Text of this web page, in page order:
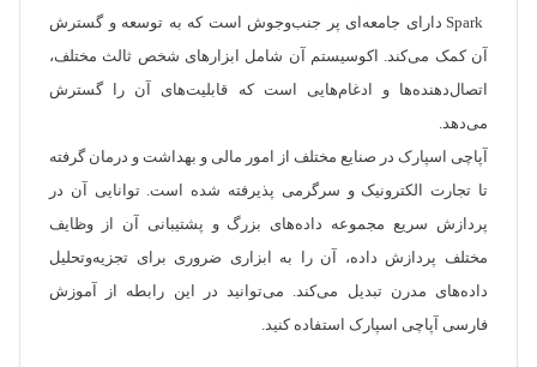
Spark دارای جامعه‌ای پر جنب‌وجوش است که به توسعه و گسترش
آن کمک می‌کند. اکوسیستم آن شامل ابزارهای شخص ثالث مختلف،
اتصال‌دهنده‌ها و ادغام‌هایی است که قابلیت‌های آن را گسترش
می‌دهد.
آپاچی اسپارک در صنایع مختلف از امور مالی و بهداشت و درمان گرفته
تا تجارت الکترونیک و سرگرمی پذیرفته شده است. توانایی آن در
پردازش سریع مجموعه داده‌های بزرگ و پشتیبانی آن از وظایف
مختلف پردازش داده، آن را به ابزاری ضروری برای تجزیه‌وتحلیل
داده‌های مدرن تبدیل می‌کند. می‌توانید در این رابطه از آموزش
فارسی آپاچی اسپارک استفاده کنید.